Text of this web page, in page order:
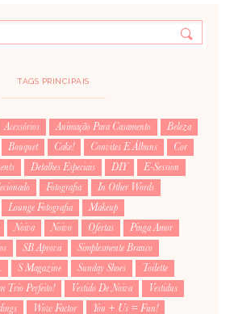
TAGS PRINCIPAIS
Acessórios Animação Para Casamento
Beleza
Bouquet Cake! Convites E Álbuns
Cor
Detalhes Especiais DIY
E-Session
Fotografia
In Other Words
Lounge Fotografia
Makeup
Noiva Noivo Ofertas
Pinga Amor
SB Aprova
Simplesmente Branco
S Magazine Sunday Shoes
Toilette
Trio Perfeito! Vestido De Noiva
Vestidus
Wow Factor You + Us = Fun!